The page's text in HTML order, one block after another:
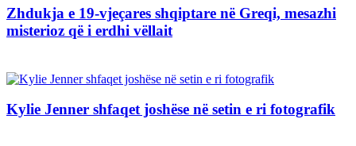
Zhdukja e 19-vjeçares shqiptare në Greqi, mesazhi
misterioz që i erdhi vëllait
Kylie Jenner shfaqet joshëse në setin e ri fotografik